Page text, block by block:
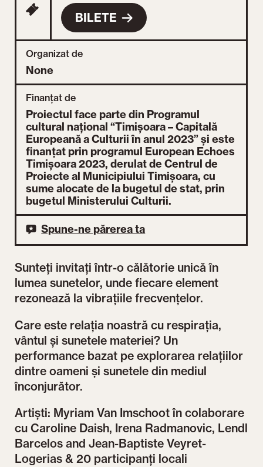
Sunteți invitați într-o călătorie unică în
lumea sunetelor, unde fiecare element
rezonează la vibrațiile frecvențelor.
Care este relația noastră cu respirația,
vântul și sunetele materiei? Un
performance bazat pe explorarea relațiilor
dintre oameni și sunetele din mediul
înconjurător.
Artiști: Myriam Van Imschoot în colaborare
cu Caroline Daish, Irena Radmanovic, Lendl
Barcelos and Jean-Baptiste Veyret-
Logerias & 20 participanți locali
BILETE
Organizat de
None
Finanțat de
Proiectul face parte din Programul
cultural național “Timișoara – Capitală
Europeană a Culturii în anul 2023” și este
finanțat prin programul European Echoes
Timișoara 2023, derulat de Centrul de
Proiecte al Municipiului Timișoara, cu
sume alocate de la bugetul de stat, prin
bugetul Ministerului Culturii.
Spune-ne părerea ta